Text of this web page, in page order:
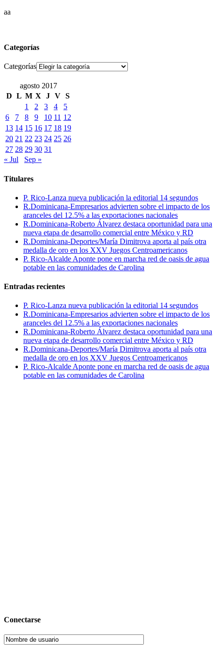
aa
Categorías
Categorías
agosto 2017
D L M X J V S
1
2 3 4
5
6
7 8 9 10 11 12
13 14 15 16 17 18 19
20 21 22 23 24 25 26
27 28 29 30 31
« Jul
Sep »
Titulares
P. Rico-Lanza nueva publicación la editorial 14 segundos
R.Dominicana-Empresarios advierten sobre el impacto de los
aranceles del 12.5% a las exportaciones nacionales
R.Dominicana-Roberto Álvarez destaca oportunidad para una
nueva etapa de desarrollo comercial entre México y RD
R.Dominicana-Deportes/María Dimitrova aporta al país otra
medalla de oro en los XXV Juegos Centroamericanos
P. Rico-Alcalde Aponte pone en marcha red de oasis de agua
potable en las comunidades de Carolina
Entradas recientes
P. Rico-Lanza nueva publicación la editorial 14 segundos
R.Dominicana-Empresarios advierten sobre el impacto de los
aranceles del 12.5% a las exportaciones nacionales
R.Dominicana-Roberto Álvarez destaca oportunidad para una
nueva etapa de desarrollo comercial entre México y RD
R.Dominicana-Deportes/María Dimitrova aporta al país otra
medalla de oro en los XXV Juegos Centroamericanos
P. Rico-Alcalde Aponte pone en marcha red de oasis de agua
potable en las comunidades de Carolina
Conectarse